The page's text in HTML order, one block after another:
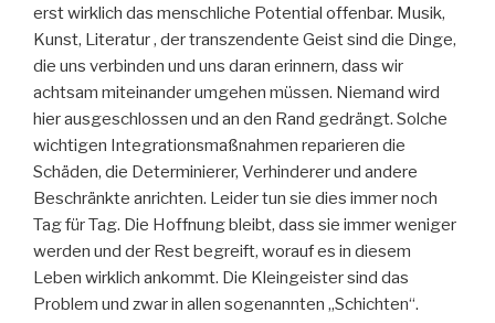
erst wirklich das menschliche Potential offenbar. Musik,
Kunst, Literatur , der transzendente Geist sind die Dinge,
die uns verbinden und uns daran erinnern, dass wir
achtsam miteinander umgehen müssen. Niemand wird
hier ausgeschlossen und an den Rand gedrängt. Solche
wichtigen Integrationsmaßnahmen reparieren die
Schäden, die Determinierer, Verhinderer und andere
Beschränkte anrichten. Leider tun sie dies immer noch
Tag für Tag. Die Hoffnung bleibt, dass sie immer weniger
werden und der Rest begreift, worauf es in diesem
Leben wirklich ankommt. Die Kleingeister sind das
Problem und zwar in allen sogenannten „Schichten“.